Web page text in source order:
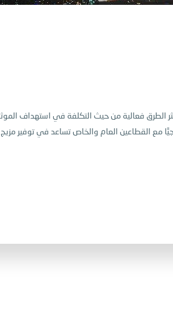
الطرق فعالية من حيث التكلفة في استهداف
مع القطاعين العام والخاص تساعد في توفير مزيج